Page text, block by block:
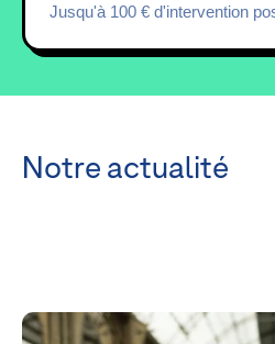
Jusqu'à 100 € d'intervention
Notre actualité